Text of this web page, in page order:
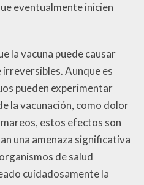
eventualmente inicien
la vacuna puede causar
Aunque es
pueden experimentar
la vacunación, como dolor
estos efectos son
una amenaza significativa
de salud
cuidadosamente la